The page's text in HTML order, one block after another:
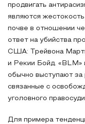
продвигать
являются
почве в отношении
ответ на убийства
США: Трейвона
и Рекии Бойд. «BLM»
обычно выступают за
связанные с
уголовного
Для примера